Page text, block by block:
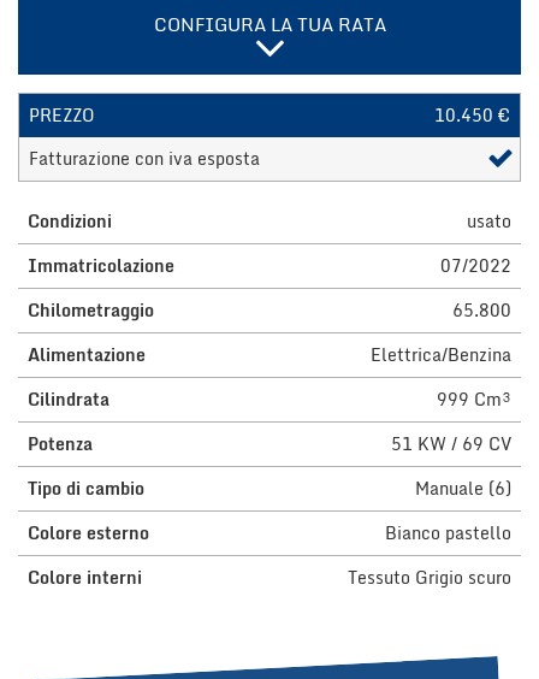
CONFIGURA LA TUA RATA
PREZZO
10.450 €
Fatturazione con iva esposta
Condizioni
usato
Immatricolazione
07/2022
Chilometraggio
65.800
Alimentazione
Elettrica/Benzina
Cilindrata
999 Cm³
Potenza
51 KW / 69 CV
Tipo di cambio
Manuale (6)
Colore esterno
Bianco pastello
Colore interni
Tessuto Grigio scuro
e
sul
funzionamento
di
questi
strumenti
di
tracciamento
si
rimanda
alla
cookie
policy.
Puoi
rivedere
e
modificare
le
tue
scelte
in
qualsiasi